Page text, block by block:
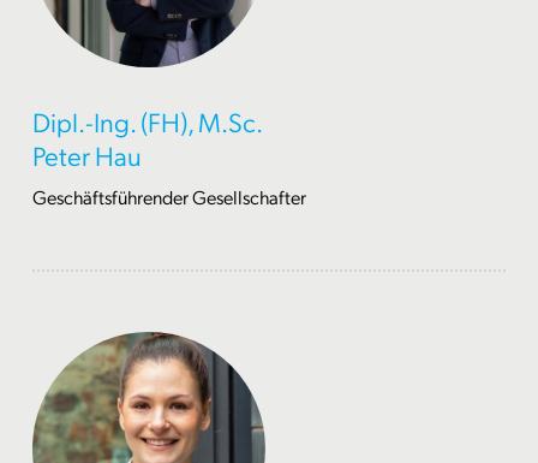
Dipl.-Ing. (FH), M.Sc.
Peter Hau
Geschäftsführender Gesellschafter